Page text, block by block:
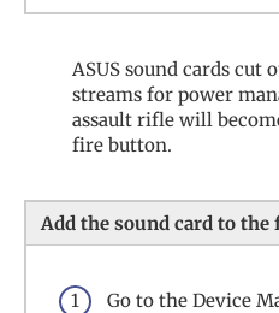
ASUS sound cards cut
streams for power
assault rifle will
fire button.
Add the sound card to the
Go to the Device